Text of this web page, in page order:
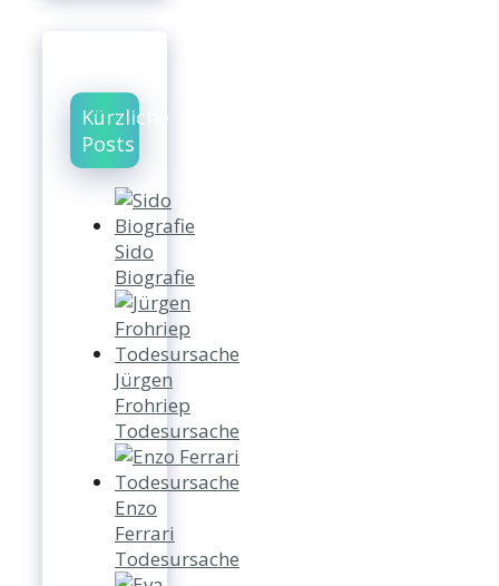
Kürzliche
Posts
Sido
Biografie
Jürgen
Frohriep
Todesursache
Enzo
Ferrari
Todesursache